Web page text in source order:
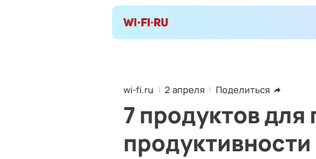
wi-fi.ru 2 апреля Поделиться
7 продуктов
продуктивности